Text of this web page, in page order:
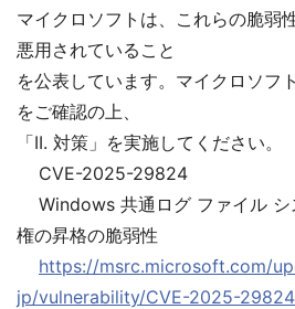
マイクロソフトは、これらの脆弱
悪用されていること
を公表しています。マイクロソフ
をご確認の上、
「II. 対策」を実施してください。
CVE-2025-29824
Windows 共通ログ ファイル シ
権の昇格の脆弱性
https://msrc.microsoft.com/
jp/vulnerability/CVE-2025-29824